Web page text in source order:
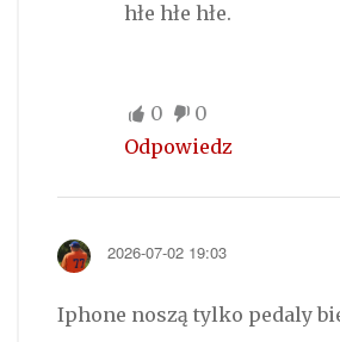
hłe hłe hłe.
0
0
Odpowiedz
2026-07-02 19:03
Iphone noszą tylko pedaly